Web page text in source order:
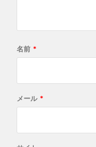
名前 *
メール *